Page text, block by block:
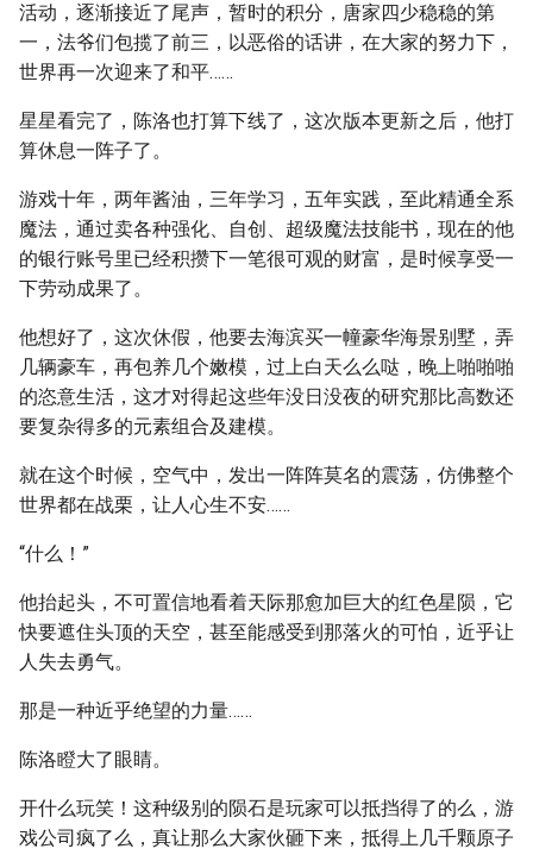
活动，逐渐接近了尾声，暂时的积分，唐家四少稳稳的第
一，法爷们包揽了前三，以恶俗的话讲，在大家的努力下，
世界再一次迎来了和平……
星星看完了，陈洛也打算下线了，这次版本更新之后，他打
算休息一阵子了。
游戏十年，两年酱油，三年学习，五年实践，至此精通全系
魔法，通过卖各种强化、自创、超级魔法技能书，现在的他
的银行账号里已经积攒下一笔很可观的财富，是时候享受一
下劳动成果了。
他想好了，这次休假，他要去海滨买一幢豪华海景别墅，弄
几辆豪车，再包养几个嫩模，过上白天么么哒，晚上啪啪啪
的恣意生活，这才对得起这些年没日没夜的研究那比高数还
要复杂得多的元素组合及建模。
就在这个时候，空气中，发出一阵阵莫名的震荡，仿佛整个
世界都在战栗，让人心生不安……
“什么！”
他抬起头，不可置信地看着天际那愈加巨大的红色星陨，它
快要遮住头顶的天空，甚至能感受到那落火的可怕，近乎让
人失去勇气。
那是一种近乎绝望的力量……
陈洛瞪大了眼睛。
开什么玩笑！这种级别的陨石是玩家可以抵挡得了的么，游
戏公司疯了么，真让那么大家伙砸下来，抵得上几千颗原子